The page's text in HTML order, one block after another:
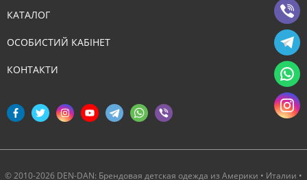
КАТАЛОГ
ОСОБИСТИЙ КАБІНЕТ
КОНТАКТИ
© 2010-2026 DEN-DAN: Брендовая детская одежда из Америки • Италии •